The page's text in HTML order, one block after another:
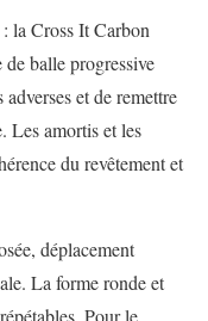
la Cross It Carbon
balle progressive
et de remettre
Les amortis et les
du revêtement et
déplacement
La forme ronde et